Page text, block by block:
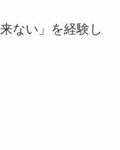
ない」を経験し